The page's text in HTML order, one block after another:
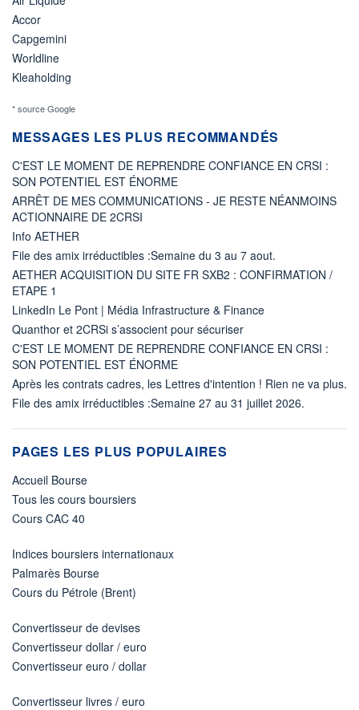
Accor
Capgemini
Worldline
Kleaholding
* source Google
MESSAGES LES PLUS RECOMMANDÉS
C'EST LE MOMENT DE REPRENDRE CONFIANCE EN CRSI :
SON POTENTIEL EST ÉNORME
ARRÊT DE MES COMMUNICATIONS - JE RESTE NÉANMOINS
ACTIONNAIRE DE 2CRSI
Info AETHER
File des amix irréductibles :Semaine du 3 au 7 aout.
AETHER ACQUISITION DU SITE FR SXB2 : CONFIRMATION /
ETAPE 1
LinkedIn Le Pont | Média Infrastructure & Finance
Quanthor et 2CRSi s’associent pour sécuriser
C'EST LE MOMENT DE REPRENDRE CONFIANCE EN CRSI :
SON POTENTIEL EST ÉNORME
Après les contrats cadres, les Lettres d'intention ! Rien ne va plus.
File des amix irréductibles :Semaine 27 au 31 juillet 2026.
PAGES LES PLUS POPULAIRES
Accueil Bourse
Tous les cours boursiers
Cours CAC 40
Indices boursiers internationaux
Palmarès Bourse
Cours du Pétrole (Brent)
Convertisseur de devises
Convertisseur dollar / euro
Convertisseur euro / dollar
Convertisseur livres / euro